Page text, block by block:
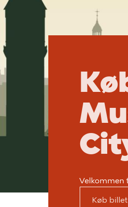
Velkommen
Køb